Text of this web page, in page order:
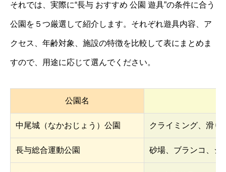
それでは、実際に“長与 おすすめ 公園 遊具”の条件に合う
公園を５つ厳選して紹介します。それぞれ遊具内容、ア
クセス、年齢対象、施設の特徴を比較して表にまとめま
すので、用途に応じて選んでください。
公園名
中尾城（なかおじょう）公園 クライミング、滑り
長与総合運動公園 砂場、ブランコ、シ